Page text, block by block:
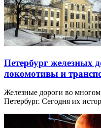
Петербург железных
локомотивы и
Железные дороги во
Петербург. Сегодня их